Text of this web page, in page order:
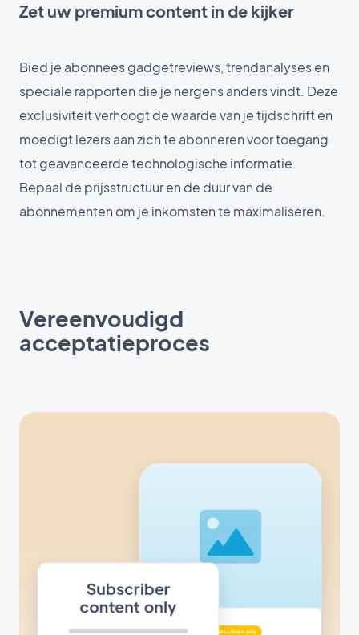
Zet uw premium content in de kijker
Bied je abonnees gadgetreviews, trendanalyses en
speciale rapporten die je nergens anders vindt. Deze
exclusiviteit verhoogt de waarde van je tijdschrift en
moedigt lezers aan zich te abonneren voor toegang
tot geavanceerde technologische informatie.
Bepaal de prijsstructuur en de duur van de
abonnementen om je inkomsten te maximaliseren.
Vereenvoudigd
acceptatieproces